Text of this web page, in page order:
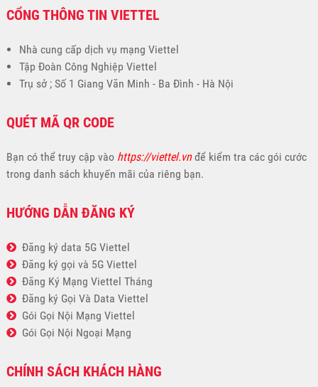
CỔNG THÔNG TIN VIETTEL
Nhà cung cấp dịch vụ mạng Viettel
Tập Đoàn Công Nghiệp Viettel
Trụ sở ; Số 1 Giang Văn Minh - Ba Đình - Hà Nội
QUÉT MÃ QR CODE
Bạn có thể truy cập vào https://viettel.vnđể kiểm tra các gói cước
trong danh sách khuyến mãi của riêng bạn.
HƯỚNG DẪN ĐĂNG KÝ
Đăng ký data 5G Viettel
Đăng ký gọi và 5G Viettel
Đăng Ký Mạng Viettel Tháng
Đăng ký Gọi Và Data Viettel
Gói Gọi Nội Mạng Viettel
Gói Gọi Nội Ngoại Mạng
CHÍNH SÁCH KHÁCH HÀNG